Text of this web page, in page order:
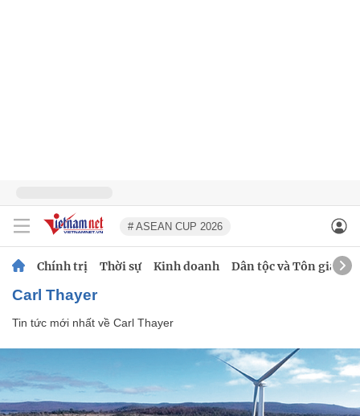
# ASEAN CUP 2026
Chính trị Thời sự Kinh doanh Dân tộc và Tôn giáo
Carl Thayer
Tin tức mới nhất về Carl Thayer